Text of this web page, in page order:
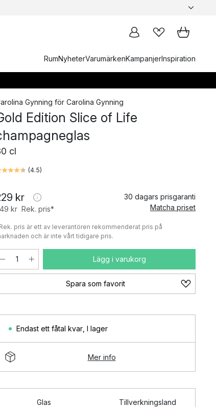
RumNyheterVarumärkenKampanjerInspiration
Gynning för Carolina Gynning
Edition Slice of Life
cl
(4.5)
kr
kr Rek. pris*
30 dagars prisgaranti
Matcha priset
pris är ett av leverantören rekommenderat pris på
och är inte vårt tidigare pris.
Lägg i varukorg
Spara som favorit
Endast ett fåtal kvar I lager
Mer info
Glas
Tillverkningsland